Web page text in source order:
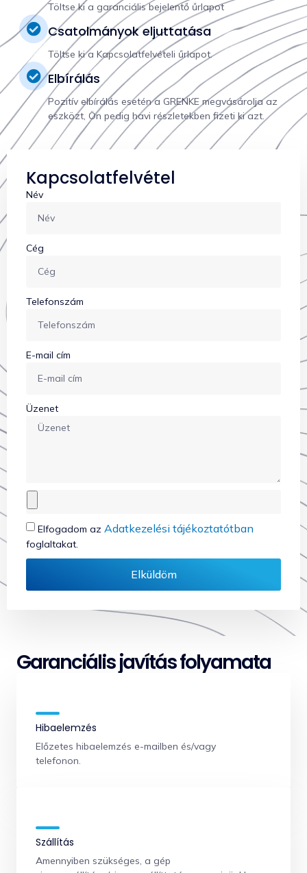
Töltse ki a garanciális bejelentő űrlapot
Csatolmányok eljuttatása
Töltse ki a Kapcsolatfelvételi űrlapot.
Elbírálás
Pozitív elbírálás esetén a GRENKE megvásárolja az
eszközt, Ön pedig havi részletekben fizeti ki azt.
Kapcsolatfelvétel
Név
Cég
Telefonszám
E-mail cím
Üzenet
Elfogadom az Adatkezelési tájékoztatótban
foglaltakat.
Elküldöm
Garanciális javítás folyamata
Hibaelemzés
Előzetes hibaelemzés e-mailben és/vagy
telefonon.
Szállítás
Amennyiben szükséges, a gép